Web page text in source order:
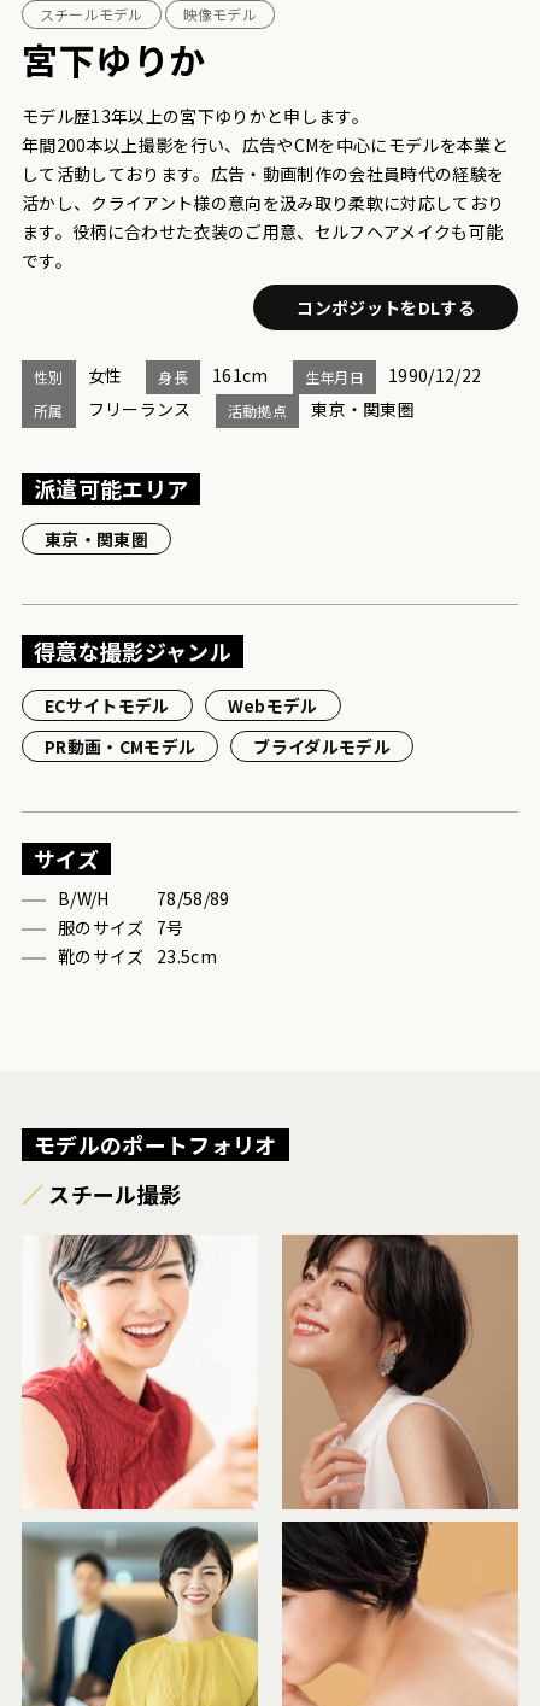
スチールモデル 映像モデル
宮下ゆりか
モデル歴13年以上の宮下ゆりかと申します。
年間200本以上撮影を行い、広告やCMを中心にモデルを本業と
して活動しております。広告・動画制作の会社員時代の経験を
活かし、クライアント様の意向を汲み取り柔軟に対応しており
ます。役柄に合わせた衣装のご用意、セルフヘアメイクも可能
です。
コンポジットをDLする
性別 女性 身長 161cm 生年月日 1990/12/22
所属 フリーランス 活動拠点 東京・関東圏
派遣可能エリア
東京・関東圏
得意な撮影ジャンル
ECサイトモデル
Webモデル
PR動画・CMモデル
ブライダルモデル
サイズ
B/W/H
78/58/89
服のサイズ 7号
靴のサイズ 23.5cm
モデルのポートフォリオ
スチール撮影